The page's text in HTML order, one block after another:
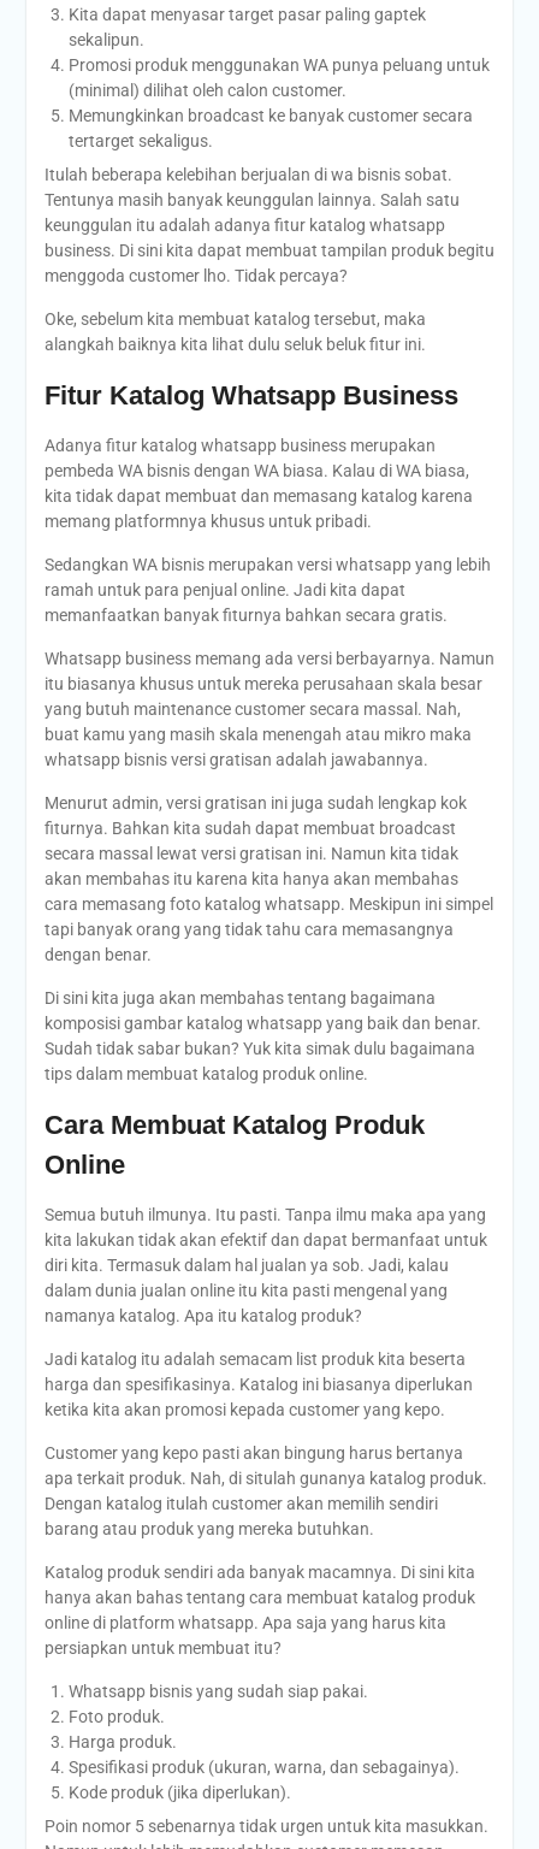
Kita dapat menyasar target pasar paling gaptek
sekalipun.
Promosi produk menggunakan WA punya peluang untuk
(minimal) dilihat oleh calon customer.
Memungkinkan broadcast ke banyak customer secara
tertarget sekaligus.
Itulah beberapa kelebihan berjualan di wa bisnis sobat.
Tentunya masih banyak keunggulan lainnya. Salah satu
keunggulan itu adalah adanya fitur katalog whatsapp
business. Di sini kita dapat membuat tampilan produk begitu
menggoda customer lho. Tidak percaya?
Oke, sebelum kita membuat katalog tersebut, maka
alangkah baiknya kita lihat dulu seluk beluk fitur ini.
Fitur Katalog Whatsapp Business
Adanya fitur katalog whatsapp business merupakan
pembeda WA bisnis dengan WA biasa. Kalau di WA biasa,
kita tidak dapat membuat dan memasang katalog karena
memang platformnya khusus untuk pribadi.
Sedangkan WA bisnis merupakan versi whatsapp yang lebih
ramah untuk para penjual online. Jadi kita dapat
memanfaatkan banyak fiturnya bahkan secara gratis.
Whatsapp business memang ada versi berbayarnya. Namun
itu biasanya khusus untuk mereka perusahaan skala besar
yang butuh maintenance customer secara massal. Nah,
buat kamu yang masih skala menengah atau mikro maka
whatsapp bisnis versi gratisan adalah jawabannya.
Menurut admin, versi gratisan ini juga sudah lengkap kok
fiturnya. Bahkan kita sudah dapat membuat broadcast
secara massal lewat versi gratisan ini. Namun kita tidak
akan membahas itu karena kita hanya akan membahas
cara memasang foto katalog whatsapp. Meskipun ini simpel
tapi banyak orang yang tidak tahu cara memasangnya
dengan benar.
Di sini kita juga akan membahas tentang bagaimana
komposisi gambar katalog whatsapp yang baik dan benar.
Sudah tidak sabar bukan? Yuk kita simak dulu bagaimana
tips dalam membuat katalog produk online.
Cara Membuat Katalog Produk
Online
Semua butuh ilmunya. Itu pasti. Tanpa ilmu maka apa yang
kita lakukan tidak akan efektif dan dapat bermanfaat untuk
diri kita. Termasuk dalam hal jualan ya sob. Jadi, kalau
dalam dunia jualan online itu kita pasti mengenal yang
namanya katalog. Apa itu katalog produk?
Jadi katalog itu adalah semacam list produk kita beserta
harga dan spesifikasinya. Katalog ini biasanya diperlukan
ketika kita akan promosi kepada customer yang kepo.
Customer yang kepo pasti akan bingung harus bertanya
apa terkait produk. Nah, di situlah gunanya katalog produk.
Dengan katalog itulah customer akan memilih sendiri
barang atau produk yang mereka butuhkan.
Katalog produk sendiri ada banyak macamnya. Di sini kita
hanya akan bahas tentang cara membuat katalog produk
online di platform whatsapp. Apa saja yang harus kita
persiapkan untuk membuat itu?
Whatsapp bisnis yang sudah siap pakai.
Foto produk.
Harga produk.
Spesifikasi produk (ukuran, warna, dan sebagainya).
Kode produk (jika diperlukan).
Poin nomor 5 sebenarnya tidak urgen untuk kita masukkan.